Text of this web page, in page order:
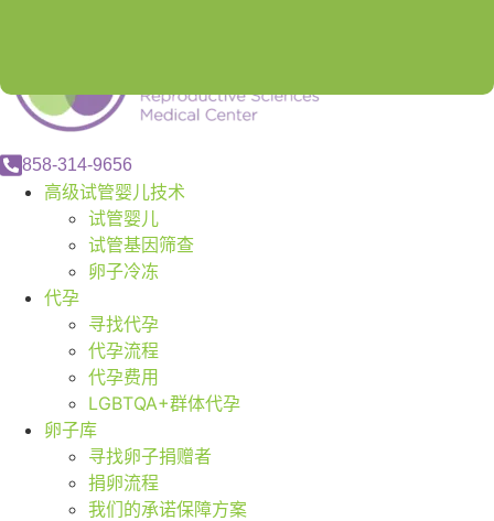
858-314-9656
高级试管婴儿技术
试管婴儿
试管基因筛查
卵子冷冻
代孕
寻找代孕
代孕流程
代孕费用
LGBTQA+群体代孕
卵子库
寻找卵子捐赠者
捐卵流程
我们的承诺保障方案